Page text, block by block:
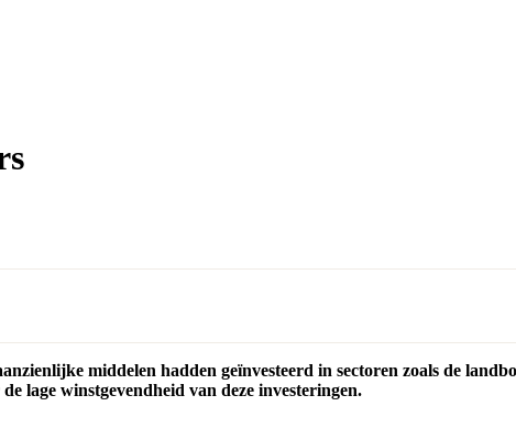
middelen hadden geïnvesteerd in sectoren zoals de
lage winstgevendheid van deze investeringen.